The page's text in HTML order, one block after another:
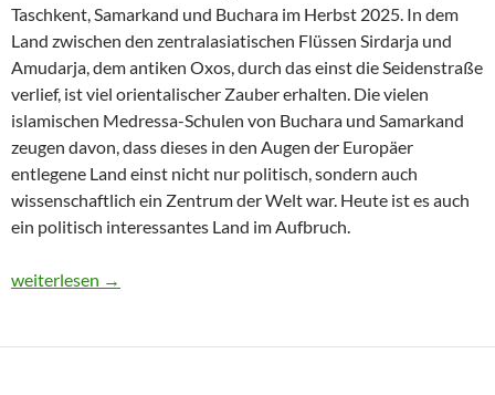
Taschkent, Samarkand und Buchara im Herbst 2025. In dem
Land zwischen den zentralasiatischen Flüssen Sirdarja und
Amudarja, dem antiken Oxos, durch das einst die Seidenstraße
verlief, ist viel orientalischer Zauber erhalten. Die vielen
islamischen Medressa-Schulen von Buchara und Samarkand
zeugen davon, dass dieses in den Augen der Europäer
entlegene Land einst nicht nur politisch, sondern auch
wissenschaftlich ein Zentrum der Welt war. Heute ist es auch
ein politisch interessantes Land im Aufbruch.
Usbekistan 2025: Unterwegs in einem Land im Aufbruch
weiterlesen →